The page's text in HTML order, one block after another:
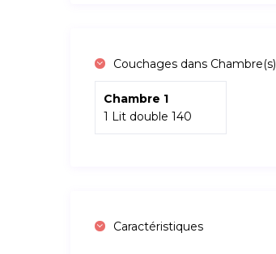
Couchages dans Chambre(s)
Chambre 1
1 Lit double 140
Caractéristiques